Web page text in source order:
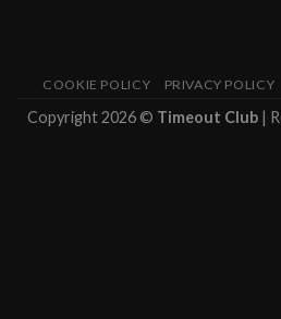
COOKIE POLICY PRIVACY POLICY
Copyright 2026 © Timeout Club |